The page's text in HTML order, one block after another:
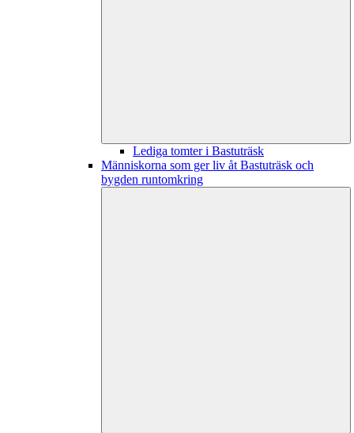
Lediga tomter i Bastuträsk
Människorna som ger liv åt Bastuträsk och
bygden runtomkring